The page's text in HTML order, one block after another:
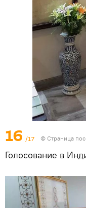
16 /17 © Страница
Голосование в